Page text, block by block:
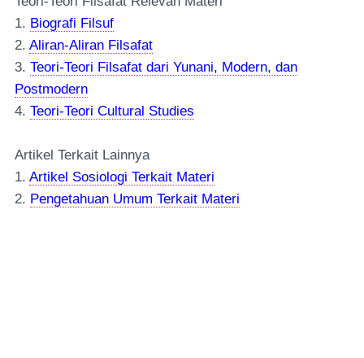
1. Biografi Filsuf
2. Aliran-Aliran Filsafat
3. Teori-Teori Filsafat dari Yunani, Modern, dan
Postmodern
4. Teori-Teori Cultural Studies
Artikel Terkait Lainnya
1. Artikel Sosiologi Terkait Materi
2. Pengetahuan Umum Terkait Materi